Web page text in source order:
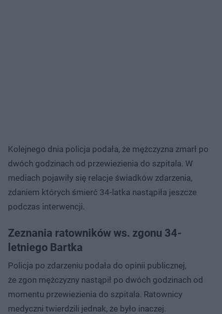
Kolejnego dnia policja podała, że mężczyzna zmarł po
dwóch godzinach od przewiezienia do szpitala. W
mediach pojawiły się relacje świadków zdarzenia,
zdaniem których śmierć 34-latka nastąpiła jeszcze
podczas interwencji.
Zeznania ratowników ws. zgonu 34-
letniego Bartka
Policja po zdarzeniu podała do opinii publicznej,
że zgon mężczyzny nastąpił po dwóch godzinach od
momentu przewiezienia do szpitala. Ratownicy
medyczni twierdzili jednak, że było inaczej.